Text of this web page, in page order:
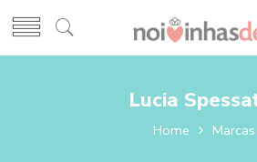
Lucia
Home Marcas